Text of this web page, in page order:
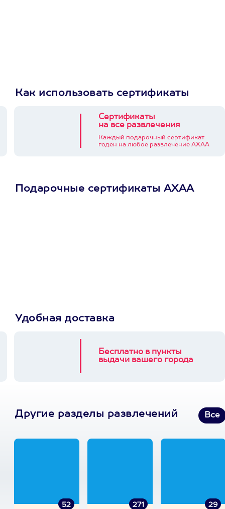
Как использовать сертификаты
Сертификаты
на все развлечения
Каждый подарочный сертификат
годен на любое развлечение АХАА
Подарочные сертификаты АХАА
Удобная доставка
Бесплатно в пункты
выдачи вашего города
Другие разделы развлечений Все
52
271
29